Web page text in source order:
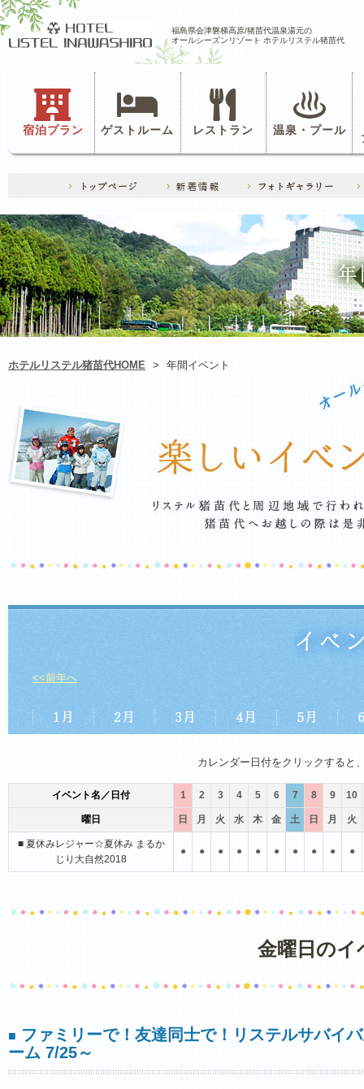
福島県会津磐梯高原/猪苗代温泉湯元の
オールシーズンリゾート ホテルリステル猪苗代
宿泊プラン ゲストルーム レストラン 温泉・プール
ホテルリステル猪苗代HOME > 年間イベント
<<前年へ
カレンダー日付をクリックすると
イベント名／日付 1 2 3 4 5 6 7 8 9 10
曜日 日 月 火 水 木 金 土 日 月 火
■ 夏休みレジャー☆夏休み まるか
じり大自然2018
● ● ● ● ● ● ● ● ● ●
金曜日の
■ ファミリーで！友達同士で！リステルサバイ
ーム 7/25～